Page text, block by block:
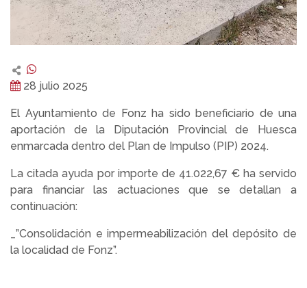
28 julio 2025
El Ayuntamiento de Fonz ha sido beneficiario de una
aportación de la Diputación Provincial de Huesca
enmarcada dentro del Plan de Impulso (PIP) 2024.
La citada ayuda por importe de 41.022,67 € ha servido
para financiar las actuaciones que se detallan a
continuación:
_”Consolidación e impermeabilización del depósito de
la localidad de Fonz”.